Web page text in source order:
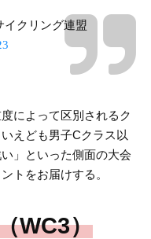
クリング連盟
によって区別されるク
えども男子Cクラス以
」といった側面の大会
トをお届けする。
WC3）